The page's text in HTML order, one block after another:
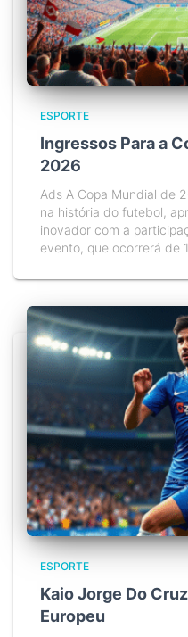
ESPORTE
Ingressos Para a
2026
Ads A Copa Mundial de
na história do futebol,
inovador com a
evento, que ocorrerá de
ESPORTE
Kaio Jorge Do
Europeu